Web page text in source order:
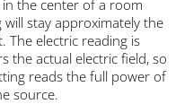
meter in the center of a
reading will stay
rotate it. The electric
alters the actual
setting reads the
the source.